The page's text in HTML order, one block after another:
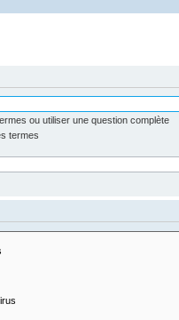
ou utiliser une question complète
termes